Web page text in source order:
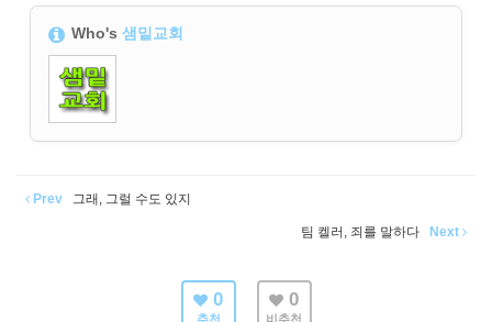
Who's샘밑교회
Prev 그래, 그럴 수도 있지
팀 켈러, 죄를 말하다 Next
0
추천
0
비추천